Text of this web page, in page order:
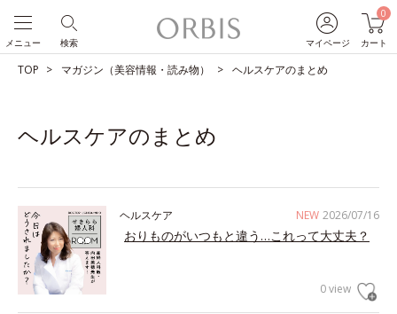
マイページ
0
カート
検索
メニュー
TOP マガジン（美容情報・読み物） ヘルスケアのまとめ
ヘルスケアのまとめ
NEW 2026/07/16
ヘルスケア
おりものがいつもと違う…これって大丈夫？
0 view